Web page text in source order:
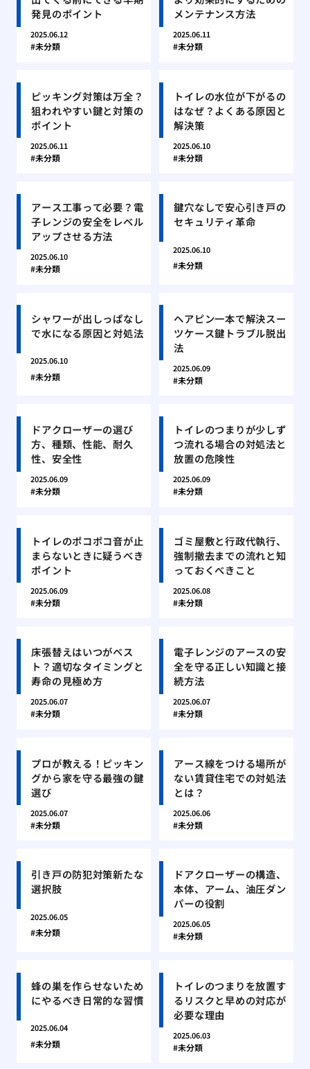
発見のポイント
2025.06.12
未分類
メンテナンス方法
2025.06.11
未分類
ピッキング対策は万全？
狙われやすい鍵と対策の
ポイント
2025.06.11
未分類
トイレの水位が下がるの
はなぜ？よくある原因と
解決策
2025.06.10
未分類
アース工事って必要？電
子レンジの安全をレベル
アップさせる方法
2025.06.10
未分類
鍵穴なしで安心引き戸の
セキュリティ革命
2025.06.10
未分類
シャワーが出しっぱなし
で水になる原因と対処法
2025.06.10
未分類
ヘアピン一本で解決スー
ツケース鍵トラブル脱出
法
2025.06.09
未分類
ドアクローザーの選び
方、種類、性能、耐久
性、安全性
2025.06.09
未分類
トイレのつまりが少しず
つ流れる場合の対処法と
放置の危険性
2025.06.09
未分類
トイレのポコポコ音が止
まらないときに疑うべき
ポイント
2025.06.09
未分類
ゴミ屋敷と行政代執行、
強制撤去までの流れと知
っておくべきこと
2025.06.08
未分類
床張替えはいつがベス
ト？適切なタイミングと
寿命の見極め方
2025.06.07
未分類
電子レンジのアースの安
全を守る正しい知識と接
続方法
2025.06.07
未分類
プロが教える！ピッキン
グから家を守る最強の鍵
選び
2025.06.07
未分類
アース線をつける場所が
ない賃貸住宅での対処法
とは？
2025.06.06
未分類
引き戸の防犯対策新たな
選択肢
2025.06.05
未分類
ドアクローザーの構造、
本体、アーム、油圧ダン
パーの役割
2025.06.05
未分類
蜂の巣を作らせないため
にやるべき日常的な習慣
2025.06.04
未分類
トイレのつまりを放置す
るリスクと早めの対応が
必要な理由
2025.06.03
未分類